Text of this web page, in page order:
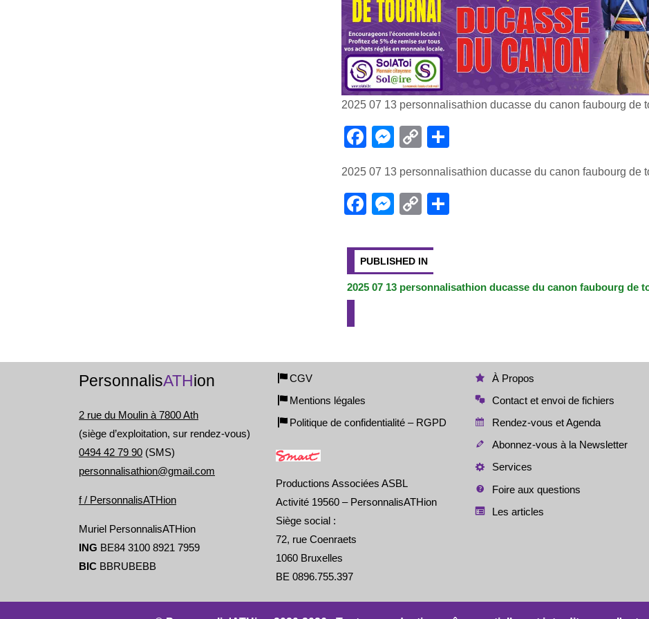
2025 07 13 personnalisathion ducasse du canon faubourg de
F
c
e
o
o
k
M
ss
e
g
er
C
p
y
n
k
ta
2025 07 13 personnalisathion ducasse du canon faubourg de
F
c
e
b
k
M
ss
e
n
C
p
y
Li er
Navigation
de
l’article
PUBLISHED IN
2025 07 13 personnalisathion ducasse du canon faubourg de
PersonnalisATH ion
2 rue du Moulin à 7800 Ath
(siège d’exploitation, sur rendez-vous)
0494 42 79 90 (SMS)
personnalisathion@gmail.com
f / PersonnalisATHion
Muriel PersonnalisATHion
ING BE84 3100 8921 7959
BIC BBRUBEBB
CGV
Mentions légales
Politique de confidentialité – RGPD
Productions Associées ASBL
Activité 19560 – PersonnalisATHion
Siège social :
72, rue Coenraets
1060 Bruxelles
BE 0896.755.397
À Propos
Contact et envoi de fichiers
Rendez-vous et Agenda
Abonnez-vous à la Newsletter
Services
Foire aux questions
Les articles